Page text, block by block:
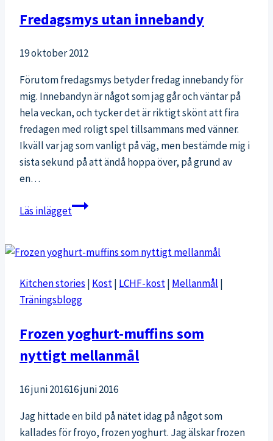
Fredagsmys utan innebandy
19 oktober 2012
Förutom fredagsmys betyder fredag innebandy för
mig. Innebandyn är något som jag går och väntar på
hela veckan, och tycker det är riktigt skönt att fira
fredagen med roligt spel tillsammans med vänner.
Ikväll var jag som vanligt på väg, men bestämde mig i
sista sekund på att ändå hoppa över, på grund av
en…
Läs inläggetFredagsmys
Kitchen stories | Kost| LCHF-kost| Mellanmål |
Träningsblogg
Frozen yoghurt-muffins som
nyttigt mellanmål
16 juni 201616 juni 2016
Jag hittade en bild på nätet idag på något som
kallades för froyo, frozen yoghurt. Jag älskar frozen